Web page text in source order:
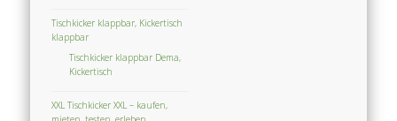
Tischkicker klappbar, Kickertisch
klappbar
Tischkicker klappbar Dema,
Kickertisch
XXL Tischkicker XXL – kaufen,